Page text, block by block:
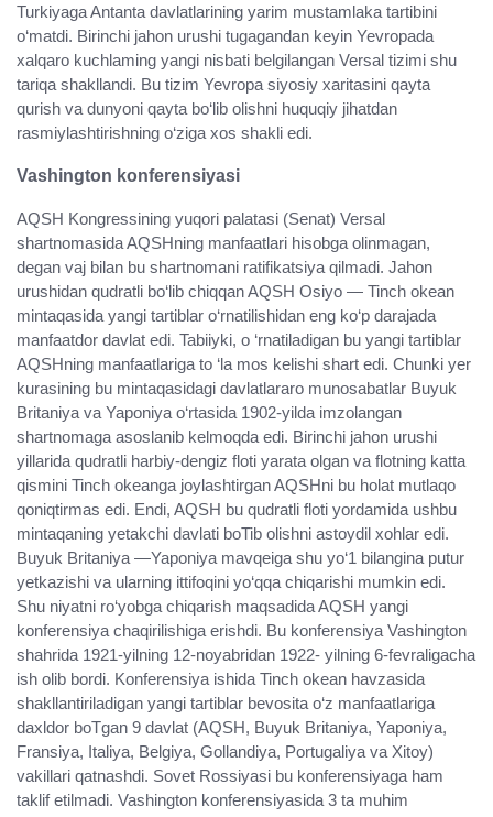
Turkiyaga Antanta davlatlarining yarim mustamlaka tartibini
o‘matdi. Birinchi jahon urushi tugagandan keyin Yevropada
xalqaro kuchlaming yangi nisbati belgilangan Versal tizimi shu
tariqa shakllandi. Bu tizim Yevropa siyosiy xaritasini qayta
qurish va dunyoni qayta bo‘lib olishni huquqiy jihatdan
rasmiylashtirishning o‘ziga xos shakli edi.
Vashington konferensiyasi
AQSH Kongressining yuqori palatasi (Senat) Versal
shartnomasida AQSHning manfaatlari hisobga olinmagan,
degan vaj bilan bu shartnomani ratifikatsiya qilmadi. Jahon
urushidan qudratli bo‘lib chiqqan AQSH Osiyo — Tinch okean
mintaqasida yangi tartiblar o‘rnatilishidan eng ko‘p darajada
manfaatdor davlat edi. Tabiiyki, o ‘rnatiladigan bu yangi tartiblar
AQSHning manfaatlariga to ‘la mos kelishi shart edi. Chunki yer
kurasining bu mintaqasidagi davlatlararo munosabatlar Buyuk
Britaniya va Yaponiya o‘rtasida 1902-yilda imzolangan
shartnomaga asoslanib kelmoqda edi. Birinchi jahon urushi
yillarida qudratli harbiy-dengiz floti yarata olgan va flotning katta
qismini Tinch okeanga joylashtirgan AQSHni bu holat mutlaqo
qoniqtirmas edi. Endi, AQSH bu qudratli floti yordamida ushbu
mintaqaning yetakchi davlati boTib olishni astoydil xohlar edi.
Buyuk Britaniya —Yaponiya mavqeiga shu yo‘1 bilangina putur
yetkazishi va ularning ittifoqini yo‘qqa chiqarishi mumkin edi.
Shu niyatni ro‘yobga chiqarish maqsadida AQSH yangi
konferensiya chaqirilishiga erishdi. Bu konferensiya Vashington
shahrida 1921-yilning 12-noyabridan 1922- yilning 6-fevraligacha
ish olib bordi. Konferensiya ishida Tinch okean havzasida
shakllantiriladigan yangi tartiblar bevosita o‘z manfaatlariga
daxldor boTgan 9 davlat (AQSH, Buyuk Britaniya, Yaponiya,
Fransiya, Italiya, Belgiya, Gollandiya, Portugaliya va Xitoy)
vakillari qatnashdi. Sovet Rossiyasi bu konferensiyaga ham
taklif etilmadi. Vashington konferensiyasida 3 ta muhim